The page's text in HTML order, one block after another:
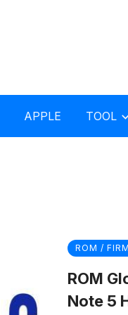
APPLE TOOL
ROM /
ROM
Note 5